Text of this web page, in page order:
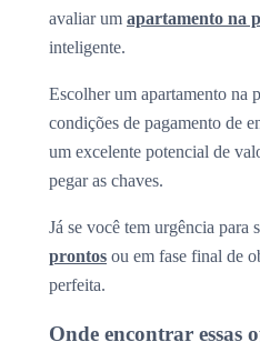
avaliar um apartamento na
inteligente.
Escolher um apartamento na
condições de pagamento de
um excelente potencial de
pegar as chaves.
Já se você tem urgência para
prontos ou em fase final de
perfeita.
Onde encontrar essas